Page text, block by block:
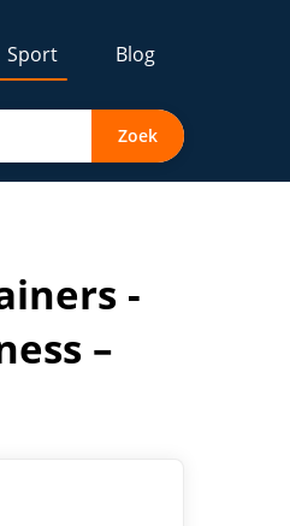
Sport Blog
Zoek
-
–